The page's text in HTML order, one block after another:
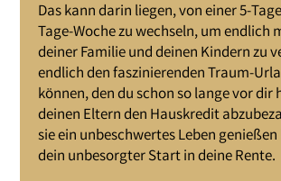
Das kann darin liegen, von einer 5-
Tage-Woche zu wechseln, um endlich
deiner Familie und deinen Kindern zu
endlich den faszinierenden Traum-
können, den du schon so lange vor dir
deinen Eltern den Hauskredit
sie ein unbeschwertes Leben
dein unbesorgter Start in deine Rente.